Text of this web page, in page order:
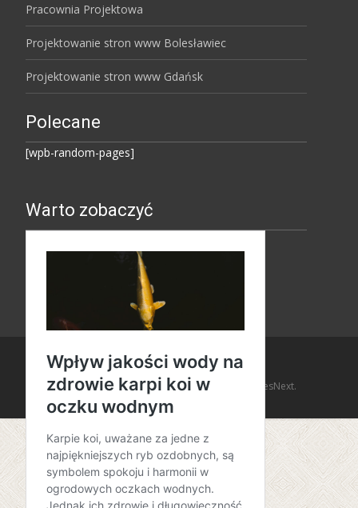
Pracownia Projektowa
Projektowanie stron www Bolesławiec
Projektowanie stron www Gdańsk
Polecane
[wpb-random-pages]
Warto zobaczyć
Copyright © Amaro Design
Powered by WordPress, Themei-design by TemplatesNext.